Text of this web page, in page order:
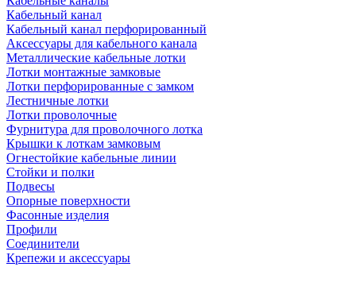
Кабельный канал
Кабельный канал перфорированный
Аксессуары для кабельного канала
Металлические кабельные лотки
Лотки монтажные замковые
Лотки перфорированные с замком
Лестничные лотки
Лотки проволочные
Фурнитура для проволочного лотка
Крышки к лоткам замковым
Огнестойкие кабельные линии
Стойки и полки
Подвесы
Опорные поверхности
Фасонные изделия
Профили
Соединители
Крепежи и аксессуары